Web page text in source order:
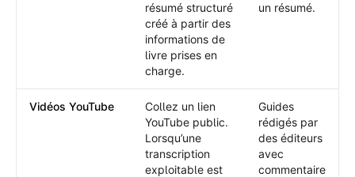
résumé structuré
créé à partir des
informations de
livre prises en
charge.
un résumé.
Vidéos YouTube
Collez un lien
YouTube public.
Lorsqu’une
transcription
exploitable est
Guides
rédigés par
des éditeurs
avec
commentaire